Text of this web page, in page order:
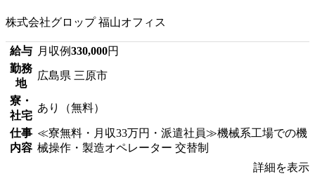
株式会社グロップ 福山オフィス
給与 月収例330,000円
勤務
地
広島県 三原市
寮・
社宅
あり（無料）
仕事
内容
≪寮無料・月収33万円・派遣社員≫機械系工場での機
械操作・製造オペレーター 交替制
詳細を表示